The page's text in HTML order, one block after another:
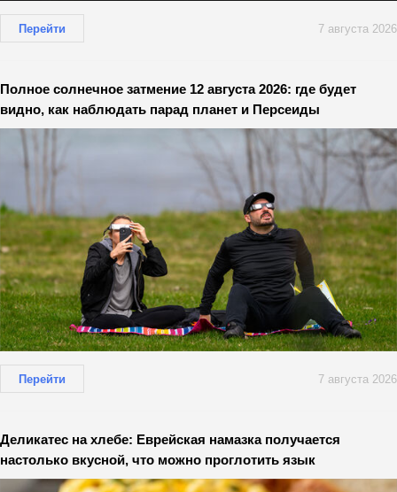
Перейти 7 августа 2026
Полное солнечное затмение 12 августа 2026: где будет
видно, как наблюдать парад планет и Персеиды
Перейти 7 августа 2026
Деликатес на хлебе: Еврейская намазка получается
настолько вкусной, что можно проглотить язык